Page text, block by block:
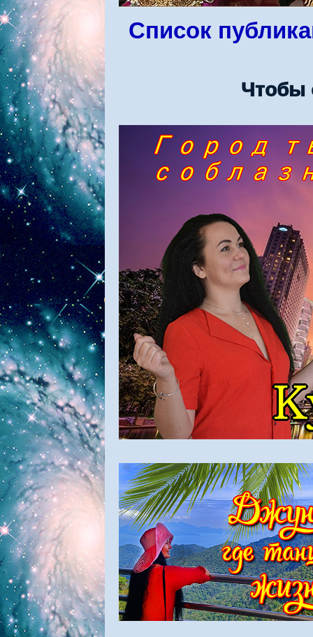
Список
Чтобы